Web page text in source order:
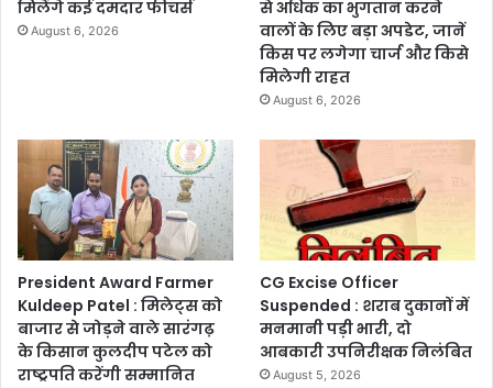
मिलेंगे कई दमदार फीचर्स
August 6, 2026
से अधिक का भुगतान करने
वालों के लिए बड़ा अपडेट, जानें
किस पर लगेगा चार्ज और किसे
मिलेगी राहत
August 6, 2026
President Award Farmer
Kuldeep Patel : मिलेट्स को
बाजार से जोड़ने वाले सारंगढ़
के किसान कुलदीप पटेल को
राष्ट्रपति करेंगी सम्मानित
CG Excise Officer
Suspended : शराब दुकानों में
मनमानी पड़ी भारी, दो
आबकारी उपनिरीक्षक निलंबित
August 5, 2026